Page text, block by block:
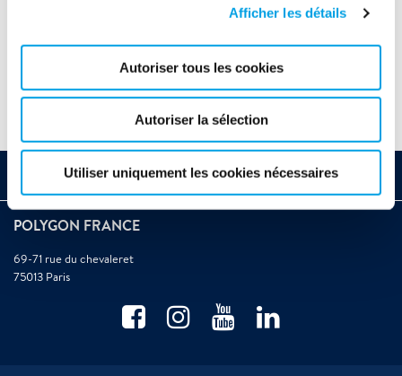
Afficher les détails
Autoriser tous les cookies
Autoriser la sélection
Utiliser uniquement les cookies nécessaires
Contactez-nous
POLYGON FRANCE
69-71 rue du chevaleret
75013 Paris